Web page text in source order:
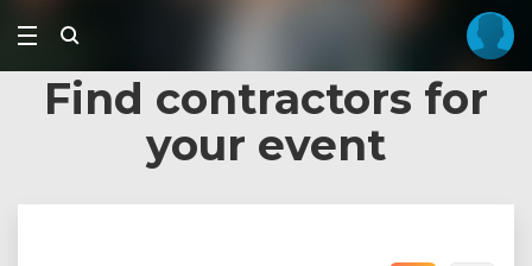
Find contractors for
your event